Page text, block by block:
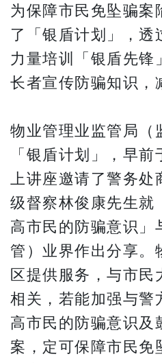
为保障市民免坠骗案
了「银盾计划」，透
力量培训「银盾先锋
长者宣传防骗知识，
物业管理业监管局（
「银盾计划」，早
上讲座邀请了警务处
级督察林俊康先生就
高市民的防骗意识」
管）业界作出分享。
区提供服务，与市民
相关，若能加强与警
高市民的防骗意识及
案，定可保障市民免